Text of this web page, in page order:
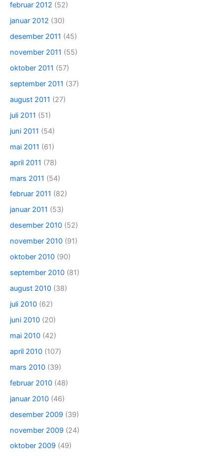
februar 2012 (52)
januar 2012 (30)
desember 2011 (45)
november 2011 (55)
oktober 2011 (57)
september 2011 (37)
august 2011 (27)
juli 2011 (51)
juni 2011 (54)
mai 2011 (61)
april 2011 (78)
mars 2011 (54)
februar 2011 (82)
januar 2011 (53)
desember 2010 (52)
november 2010 (91)
oktober 2010 (90)
september 2010 (81)
august 2010 (38)
juli 2010 (62)
juni 2010 (20)
mai 2010 (42)
april 2010 (107)
mars 2010 (39)
februar 2010 (48)
januar 2010 (46)
desember 2009 (39)
november 2009 (24)
oktober 2009 (49)